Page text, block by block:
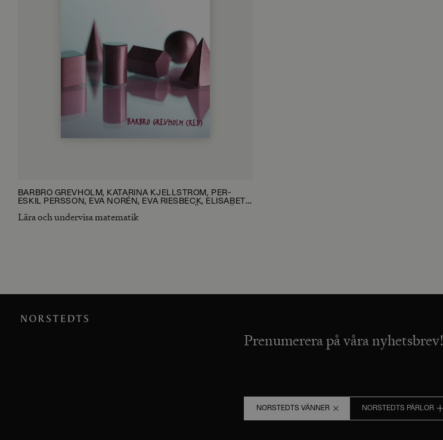
BARBRO GREVHOLM, KATARINA KJELLSTRÖM, PER-
ESKIL PERSSON, EVA NORÉN, EVA RIESBECK, ELISABETH
GUNILLA OLOFSSON, CAMILLA BJÖRKLUND, STEFAN
Lära och undervisa matematik
Prenumerera på våra nyhetsbrev!
NORSTEDTS VÄNNER NORSTEDTS PÄRLOR